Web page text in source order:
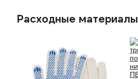
Расходные материалы